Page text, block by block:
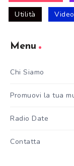
Utilità Video
Menu
Chi Siamo
Promuovi la tua
Radio Date
Contatta